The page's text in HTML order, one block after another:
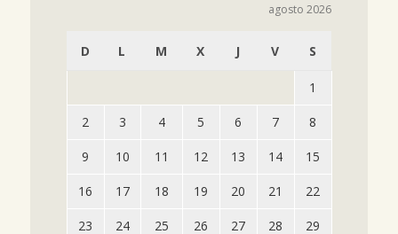
agosto 2026
D L M X J V S
1
2 3 4 5 6 7 8
9 10 11 12 13 14 15
16 17 18 19 20 21 22
23 24 25 26 27 28 29